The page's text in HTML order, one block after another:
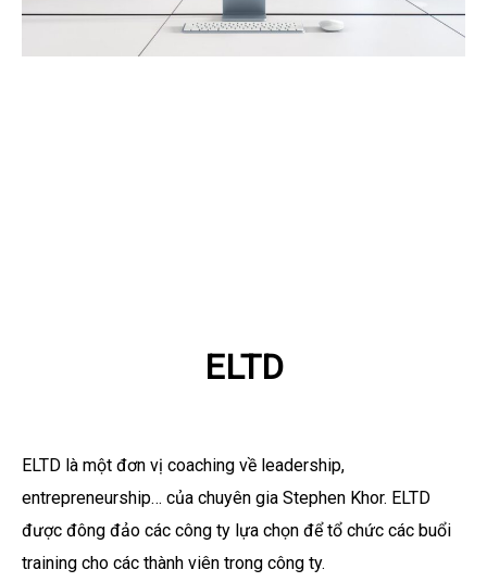
ELTD
ELTD là một đơn vị coaching về leadership,
entrepreneurship… của chuyên gia Stephen Khor. ELTD
được đông đảo các công ty lựa chọn để tổ chức các buổi
training cho các thành viên trong công ty.